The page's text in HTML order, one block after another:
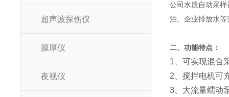
超声波探伤仪
膜厚仪
夜视仪
公司水质自动采
泊、企业排放水
二、功能特点：
1、可实现混合
2、搅拌电机可
3、大流量蠕动